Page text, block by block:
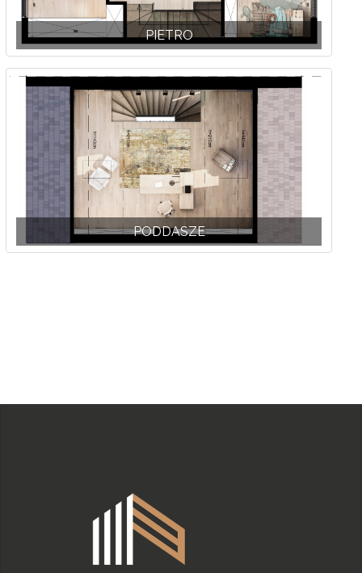
PIETRO
PODDASZE